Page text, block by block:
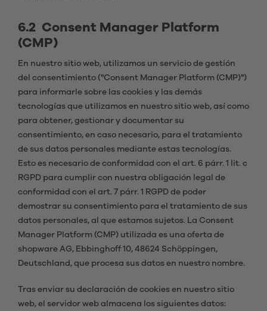
6.2 Consent Manager Platform
(CMP)
En nuestro sitio web, utilizamos un servicio de gestión
del consentimiento ("Consent Manager Platform (CMP)")
para informarle sobre las cookies y las demás
tecnologías que utilizamos en nuestro sitio web, así como
para obtener, gestionar y documentar su
consentimiento, en caso necesario, para el tratamiento
de sus datos personales mediante estas tecnologías.
Esto es necesario de conformidad con el art. 6 párr. 1 lit. c
RGPD para cumplir con nuestra obligación legal de
conformidad con el art. 7 párr. 1 RGPD de poder
demostrar su consentimiento para el tratamiento de sus
datos personales, al que estamos sujetos. La Consent
Manager Platform (CMP) utilizada es una oferta de
shopware AG, Ebbinghoff 10, 48624 Schöppingen,
Deutschland, que procesa sus datos en nuestro nombre.
Tras enviar su declaración de cookies en nuestro sitio
web, el servidor web almacena los siguientes datos: